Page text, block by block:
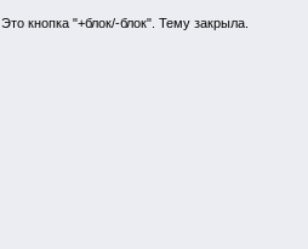
кнопка "+блок/-блок". Тему закрыла.